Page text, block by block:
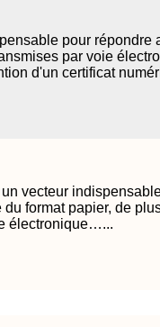
pour répondre
par voie
d'un certificat
vecteur
format papier, de
électronique…...